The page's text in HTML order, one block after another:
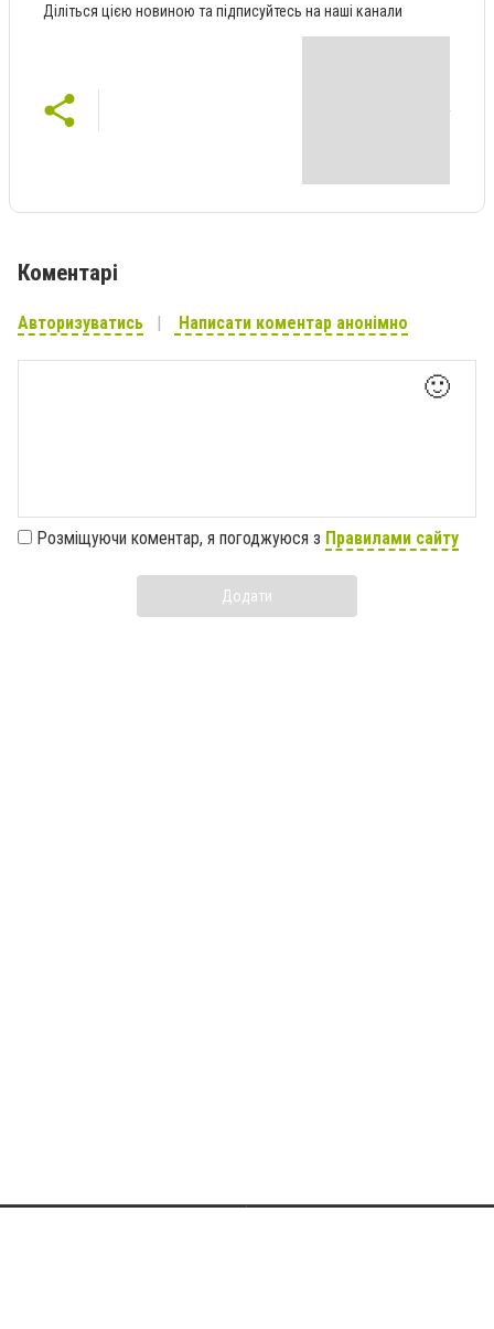
Діліться цією новиною та підписуйтесь на наші канали
Коментарі
Авторизуватись Написати коментар анонімно
🙂
Розміщуючи коментар, я погоджуюся з Правилами сайту
Додати